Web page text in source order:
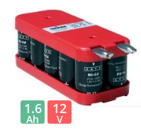
1.6
Ah
12
V